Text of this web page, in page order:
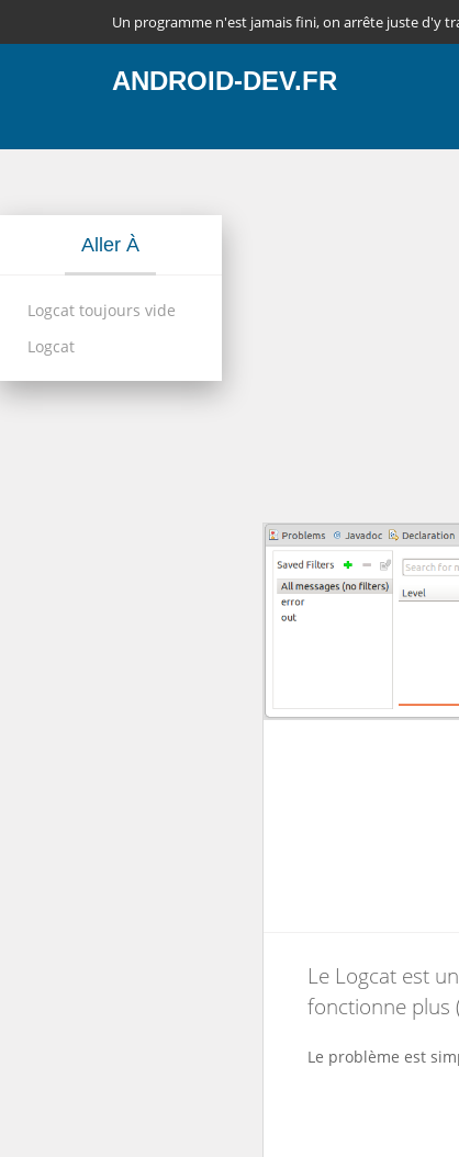
Un programme n'est jamais fini, on arrête juste d'y
ANDROID-DEV.FR
Aller À
Logcat toujours vide
Logcat
Le Logcat est
fonctionne plus
Le problème est